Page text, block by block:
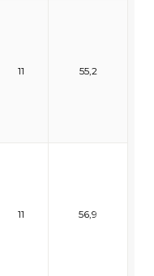
11 55,2
11 56,9